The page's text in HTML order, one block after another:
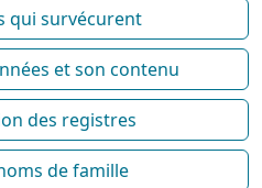
qui survécurent
et son contenu
des registres
de famille